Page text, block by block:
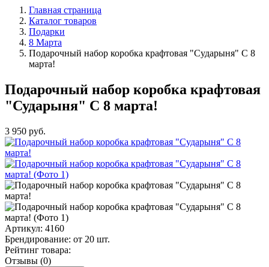
Главная страница
Каталог товаров
Подарки
8 Марта
Подарочный набор коробка крафтовая "Сударыня" С 8
марта!
Подарочный набор коробка крафтовая
"Сударыня" С 8 марта!
3 950 руб.
Артикул: 4160
Брендирование: от 20 шт.
Рейтинг товара:
Отзывы (0)